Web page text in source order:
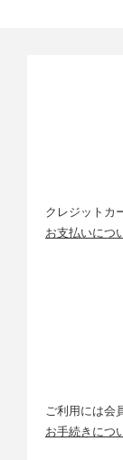
クレジットカ
お支払いにつ
ご利用には会
お手続きにつ